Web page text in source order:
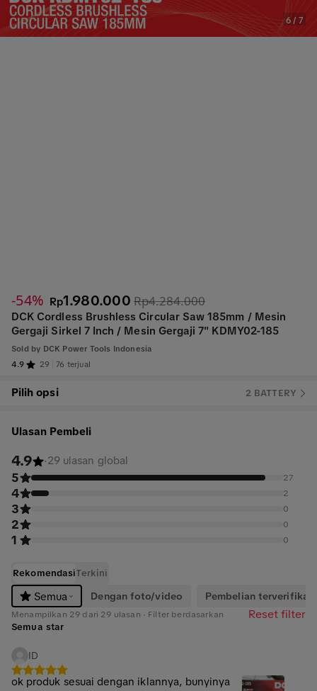
6 / 7
-54% Rp1.980.000 Rp4.284.000
DCK Cordless Brushless Circular Saw 185mm / Mesin
Gergaji Sirkel 7 Inch / Mesin Gergaji 7" KDMY02-185
Sold by DCK Power Tools Indonesia
4.9
29 76 terjual
Pilih opsi 2 BATTERY
Ulasan Pembeli
4.9 ·29 ulasan global
5 27
4 2
3 0
2 0
1 0
RekomendasiTerkini
Semua
Dengan foto/video Pembelian terverifikasi
Menampilkan 29 dari 29 ulasan · Filter berdasarkan Reset filter
Semua star
ID
ok produk sesuai dengan iklannya, bunyinya